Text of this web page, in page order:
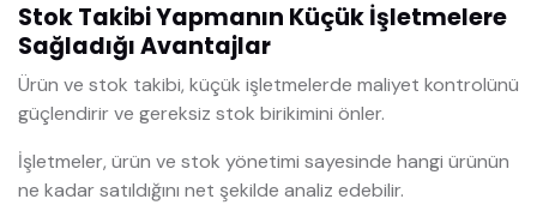
Stok Takibi Yapmanın Küçük İşletmelere
Sağladığı Avantajlar
Ürün ve stok takibi, küçük işletmelerde maliyet kontrolünü
güçlendirir ve gereksiz stok birikimini önler.
İşletmeler, ürün ve stok yönetimi sayesinde hangi ürünün
ne kadar satıldığını net şekilde analiz edebilir.